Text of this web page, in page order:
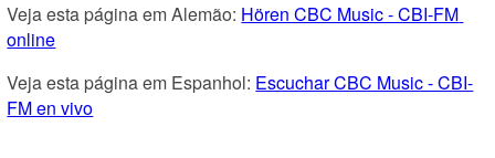
Veja esta página em Alemão: Hören CBC Music - CBI-FM
online
Veja esta página em Espanhol: Escuchar CBC Music - CBI-
FM en vivo